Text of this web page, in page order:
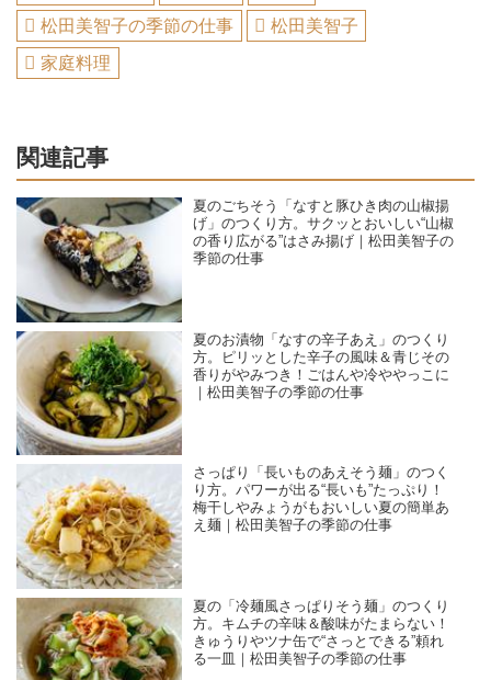
松田美智子の季節の仕事
松田美智子
家庭料理
関連記事
夏のごちそう「なすと豚ひき肉の山椒揚
げ」のつくり方。サクッとおいしい“山椒
の香り広がる”はさみ揚げ｜松田美智子の
季節の仕事
夏のお漬物「なすの辛子あえ」のつくり
方。ピリッとした辛子の風味＆青じその
香りがやみつき！ごはんや冷ややっこに
｜松田美智子の季節の仕事
さっぱり「長いものあえそう麺」のつく
り方。パワーが出る“長いも”たっぷり！
梅干しやみょうがもおいしい夏の簡単あ
え麺｜松田美智子の季節の仕事
夏の「冷麺風さっぱりそう麺」のつくり
方。キムチの辛味＆酸味がたまらない！
きゅうりやツナ缶で“さっとできる”頼れ
る一皿｜松田美智子の季節の仕事